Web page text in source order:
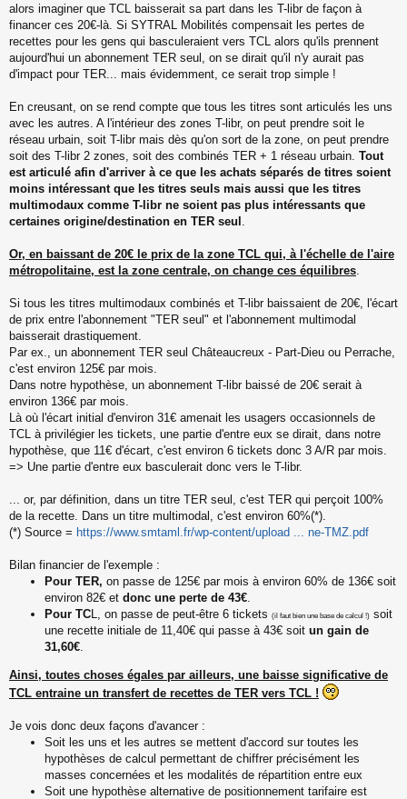
alors imaginer que TCL baisserait sa part dans les T-libr de façon à
financer ces 20€-là. Si SYTRAL Mobilités compensait les pertes de
recettes pour les gens qui basculeraient vers TCL alors qu'ils prennent
aujourd'hui un abonnement TER seul, on se dirait qu'il n'y aurait pas
d'impact pour TER... mais évidemment, ce serait trop simple !
En creusant, on se rend compte que tous les titres sont articulés les uns
avec les autres. A l'intérieur des zones T-libr, on peut prendre soit le
réseau urbain, soit T-libr mais dès qu'on sort de la zone, on peut prendre
soit des T-libr 2 zones, soit des combinés TER + 1 réseau urbain. Tout
est articulé afin d'arriver à ce que les achats séparés de titres soient
moins intéressant que les titres seuls mais aussi que les titres
multimodaux comme T-libr ne soient pas plus intéressants que
certaines origine/destination en TER seul
Or, en baissant de 20€ le prix de la zone TCL qui, à l'échelle de l'aire
métropolitaine, est la zone centrale, on change ces équilibres
Si tous les titres multimodaux combinés et T-libr baissaient de 20€, l'écart
de prix entre l'abonnement "TER seul" et l'abonnement multimodal
baisserait drastiquement.
Par ex., un abonnement TER seul Châteaucreux - Part-Dieu ou Perrache,
c'est environ 125€ par mois.
Dans notre hypothèse, un abonnement T-libr baissé de 20€ serait à
environ 136€ par mois.
Là où l'écart initial d'environ 31€ amenait les usagers occasionnels de
TCL à privilégier les tickets, une partie d'entre eux se dirait, dans notre
hypothèse, que 11€ d'écart, c'est environ 6 tickets donc 3 A/R par mois.
=> Une partie d'entre eux basculerait donc vers le T-libr.
... or, par définition, dans un titre TER seul, c'est TER qui perçoit 100%
de la recette. Dans un titre multimodal, c'est environ 60%(*).
(*) Source = https://www.smtaml.fr/wp-content/upload ... ne-TMZ.pdf
Bilan financier de l'exemple :
Pour TER, on passe de 125€ par mois à environ 60% de 136€ soit
environ 82€ et donc une perte de 43€
Pour TCL, on passe de peut-être 6 tickets (il faut bien une base de calcul !) soit
une recette initiale de 11,40€ qui passe à 43€ soit un gain de
31,60€
Ainsi, toutes choses égales par ailleurs, une baisse significative de
TCL entraine un transfert de recettes de TER vers TCL !
Je vois donc deux façons d'avancer :
Soit les uns et les autres se mettent d'accord sur toutes les
hypothèses de calcul permettant de chiffrer précisément les
masses concernées et les modalités de répartition entre eux
Soit une hypothèse alternative de positionnement tarifaire est